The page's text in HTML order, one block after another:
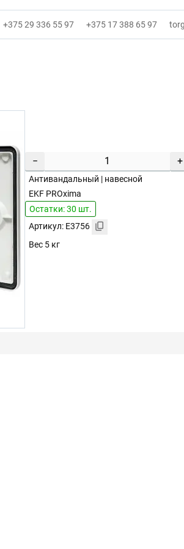
+375 29 336 55 97 +375 17 388 65 97
− +
Антивандальный | навесной
EKF PROxima
Остатки: 30 шт.
Артикул: E3756
Вес 5 кг